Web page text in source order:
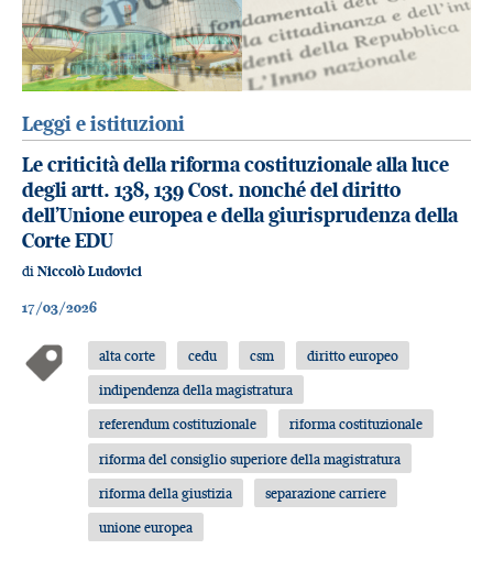
Leggi e istituzioni
Le criticità della riforma costituzionale alla luce
degli artt. 138, 139 Cost. nonché del diritto
dell’Unione europea e della giurisprudenza della
Corte EDU
di Niccolò Ludovici
17/03/2026
alta corte cedu csm
diritto europeo
indipendenza della magistratura
referendum costituzionale
riforma costituzionale
riforma del consiglio superiore della magistratura
riforma della giustizia
separazione carriere
unione europea